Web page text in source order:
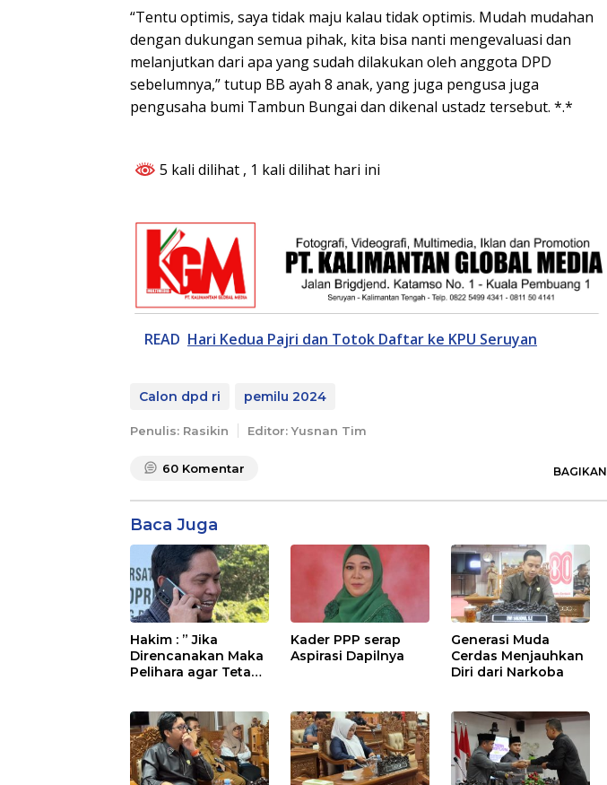
“Tentu optimis, saya tidak maju kalau tidak optimis. Mudah mudahan
dengan dukungan semua pihak, kita bisa nanti mengevaluasi dan
melanjutkan dari apa yang sudah dilakukan oleh anggota DPD
sebelumnya,” tutup BB ayah 8 anak, yang juga pengusa juga
pengusaha bumi Tambun Bungai dan dikenal ustadz tersebut. *.*
5 kali dilihat , 1 kali dilihat hari ini
READ Hari Kedua Pajri dan Totok Daftar ke KPU Seruyan
Calon dpd ri pemilu 2024
Penulis: Rasikin Editor: Yusnan Tim
60 Komentar BAGIKAN
Baca Juga
Hakim : ” Jika
Direncanakan Maka
Pelihara agar Tetap
Kader PPP serap
Aspirasi Dapilnya
Generasi Muda
Cerdas Menjauhkan
Diri dari Narkoba